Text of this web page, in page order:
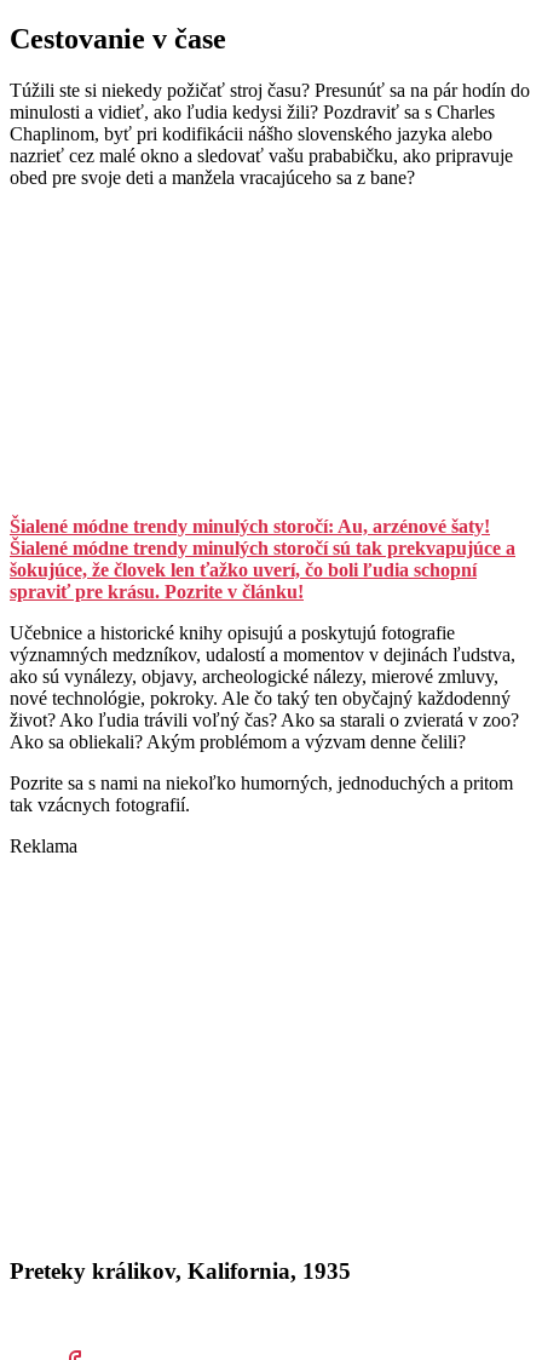
Cestovanie v čase
Túžili ste si niekedy požičať stroj času? Presunúť sa na pár hodín do
minulosti a vidieť, ako ľudia kedysi žili? Pozdraviť sa s Charles
Chaplinom, byť pri kodifikácii nášho slovenského jazyka alebo
nazrieť cez malé okno a sledovať vašu prababičku, ako pripravuje
obed pre svoje deti a manžela vracajúceho sa z bane?
Šialené módne trendy minulých storočí: Au, arzénové šaty!
Šialené módne trendy minulých storočí sú tak prekvapujúce a
šokujúce, že človek len ťažko uverí, čo boli ľudia schopní
spraviť pre krásu. Pozrite v článku!
Učebnice a historické knihy opisujú a poskytujú fotografie
významných medzníkov, udalostí a momentov v dejinách ľudstva,
ako sú vynálezy, objavy, archeologické nálezy, mierové zmluvy,
nové technológie, pokroky. Ale čo taký ten obyčajný každodenný
život? Ako ľudia trávili voľný čas? Ako sa starali o zvieratá v zoo?
Ako sa obliekali? Akým problémom a výzvam denne čelili?
Pozrite sa s nami na niekoľko humorných, jednoduchých a pritom
tak vzácnych fotografií.
Reklama
Preteky králikov, Kalifornia, 1935